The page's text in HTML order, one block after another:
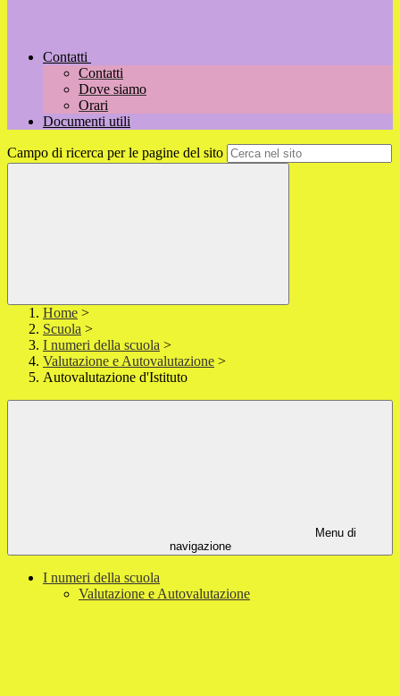
Contatti
Contatti
Dove siamo
Orari
Documenti utili
Campo di ricerca per le pagine del sito
Home >
Scuola >
I numeri della scuola >
Valutazione e Autovalutazione >
Autovalutazione d'Istituto
Menu di
navigazione
I numeri della scuola
Valutazione e Autovalutazione